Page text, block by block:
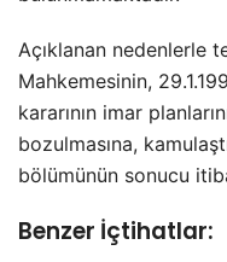
Açıklanan nedenlerle
Mahkemesinin,
kararının imar
bozulmasına,
bölümünün sonucu
Benzer İçtihatlar: